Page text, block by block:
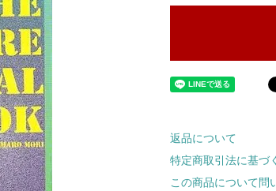
返品について
特定商取引法に基づ
この商品について問